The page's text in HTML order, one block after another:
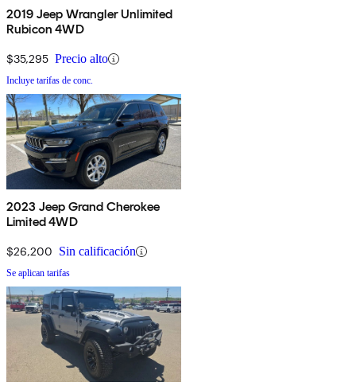
2019 Jeep Wrangler Unlimited
Rubicon 4WD
$35,295 Precio alto
Incluye tarifas de conc.
2023 Jeep Grand Cherokee
Limited 4WD
$26,200 Sin calificación
Se aplican tarifas